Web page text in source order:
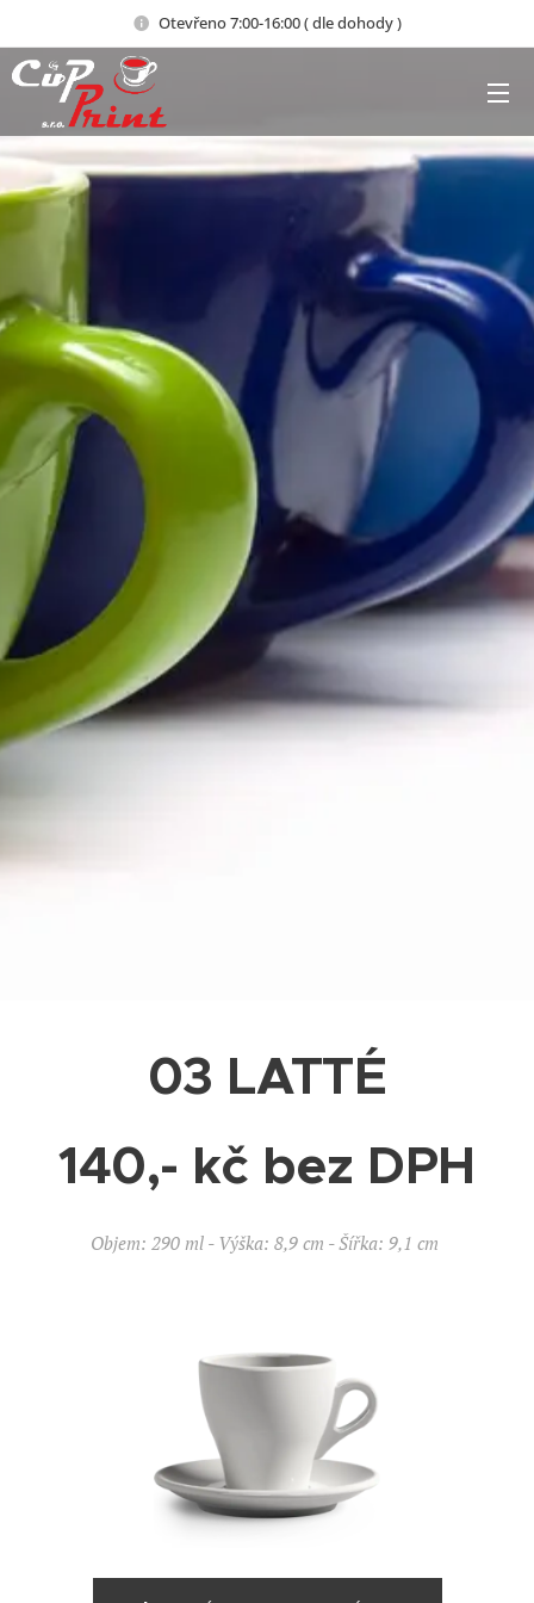
Otevřeno 7:00-16:00 ( dle dohody )
03 LATTÉ
140,- kč bez DPH
Objem: 290 ml - Výška: 8,9 cm - Šířka: 9,1 cm